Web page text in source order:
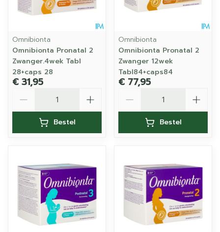
Omnibionta
Omnibionta Pronatal 2
Zwanger.4wek Tabl
28+caps 28
€ 31,95
Bestel
Omnibionta
Omnibionta Pronatal 2
Zwanger 12wek
Tabl84+caps84
€ 77,95
Bestel